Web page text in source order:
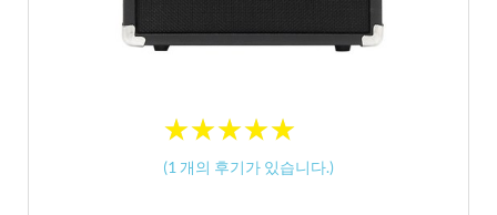
★★★★★
★★★★★
(1 개의 후기가 있습니다.)